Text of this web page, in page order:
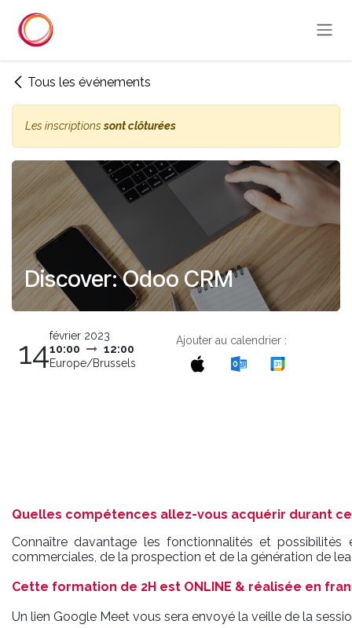
Tous les événements
Les inscriptionssont clôturées
Discover: Odoo CRM
14février 2023
10:00
12:00
Europe/Brussels
Ajouter au calendrier :
Quelles compétences allez-vous acquérir durant
Connaître davantage les fonctionnalités et
commerciales, de la prospection et de la génération de
Cette formation de 2H est ONLINE & réalisée en
Un lien Google Meet vous sera envoyé la veille de la